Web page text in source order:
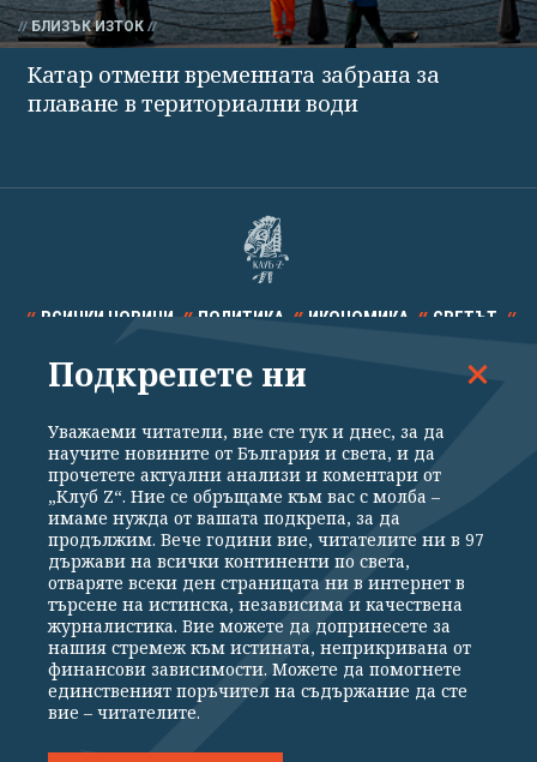
БЛИЗЪК ИЗТОК
Катар отмени временната забрана за
плаване в териториални води
ВСИЧКИ НОВИНИ ПОЛИТИКА ИКОНОМИКА СВЕТЪТ
СПОРТ КУЛТУРА ТЕХНОЛОГИИ КАЛЕЙДОСКОП
Общи условия
Политика за поверителност
Реклама
Партньори Контакти
За Клуб Z
Екип
Подкрепете ни
Издател на www.clubz.bg е „Клуб Зебра Медия“ ЕООД, София, ул. "Алеко
Константинов" 3. Всички права запазени 2026 „Клуб Зебра Медия“
Препечатването на материали, снимки и видео от www.clubz.bg без
Подкрепете ни
Уважаеми читатели, вие сте тук и днес, за да
научите новините от България и света, и да
прочетете актуални анализи и коментари от
„Клуб Z“. Ние се обръщаме към вас с молба –
имаме нужда от вашата подкрепа, за да
продължим. Вече години вие, читателите ни в 97
държави на всички континенти по света,
отваряте всеки ден страницата ни в интернет в
търсене на истинска, независима и качествена
журналистика. Вие можете да допринесете за
нашия стремеж към истината, неприкривана от
финансови зависимости. Можете да помогнете
единственият поръчител на съдържание да сте
вие – читателите.